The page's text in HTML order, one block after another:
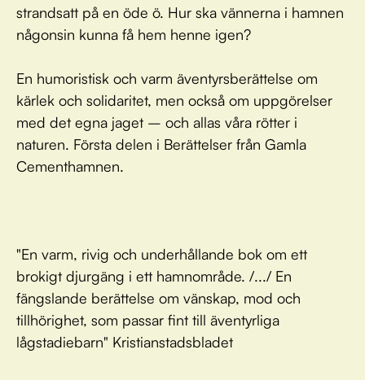
strandsatt på en öde ö. Hur ska vännerna i hamnen
någonsin kunna få hem henne igen?
En humoristisk och varm äventyrsberättelse om
kärlek och solidaritet, men också om uppgörelser
med det egna jaget – och allas våra rötter i
naturen. Första delen i Berättelser från Gamla
Cementhamnen.
"En varm, rivig och underhållande bok om ett
brokigt djurgäng i ett hamnområde. /.../ En
fängslande berättelse om vänskap, mod och
tillhörighet, som passar fint till äventyrliga
lågstadiebarn" Kristianstadsbladet